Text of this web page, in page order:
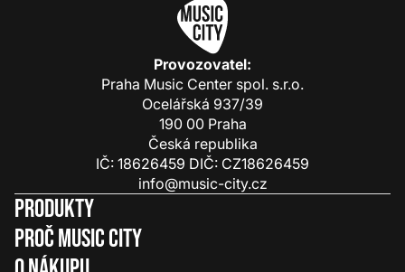
Provozovatel:
Praha Music Center spol. s.r.o.
Ocelářská 937/39
190 00 Praha
Česká republika
IČ: 18626459 DIČ: CZ18626459
info@music-city.cz
Produkty
Proč Music City